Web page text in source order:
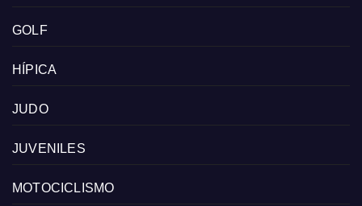
GOLF
HÍPICA
JUDO
JUVENILES
MOTOCICLISMO